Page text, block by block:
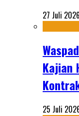
27 Juli 2026
Kajian
25 Juli